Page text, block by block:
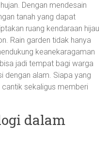
Dengan mendesain
tanah yang dapat
ruang kendaraan hijau
Rain garden tidak hanya
keanekaragaman
jadi tempat bagi warga
dengan alam. Siapa yang
sekaligus memberi
dalam